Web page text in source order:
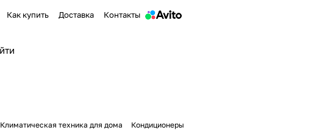
Как купить Доставка Контакты
Климатическая техника для дома Кондиционеры